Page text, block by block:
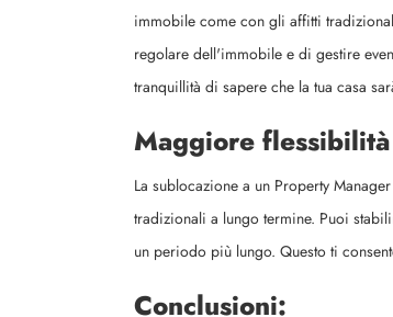
immobile come con gli affitti
regolare dell'immobile e di gestire
tranquillità di sapere che la tua casa
Maggiore
La sublocazione a un Property
tradizionali a lungo termine. Puoi
un periodo più lungo. Questo ti
Conclusioni: